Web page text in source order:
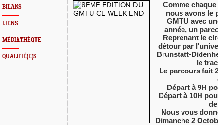
BILANS
LIENS
MÉDIATHÈQUE
QUALIFIÉ(E)S
Comme
nous avons le
GMTU avec
année, un
Reprenant le
détour par
Brunstatt-
le
Le parcours fait
Départ à 9H
Départ à 10H
Nous vous
Dimanche 2